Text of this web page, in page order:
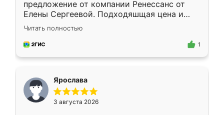
предложение от компании Ренессанс от
Елены Сергеевой. Подходяшщая цена и
короткие сроки изготовления. Приехавший
для замера сотрудник Владислав
предложил по моему эскизу самый
Читать полностью
1
Ярослава
3 августа 2026